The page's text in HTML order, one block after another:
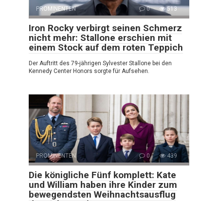
PROMINENTEN 0 513
Iron Rocky verbirgt seinen Schmerz
nicht mehr: Stallone erschien mit
einem Stock auf dem roten Teppich
Der Auftritt des 79-jährigen Sylvester Stallone bei den
Kennedy Center Honors sorgte für Aufsehen.
PROMINENTEN 0 439
Die königliche Fünf komplett: Kate
und William haben ihre Kinder zum
bewegendsten Weihnachtsausflug